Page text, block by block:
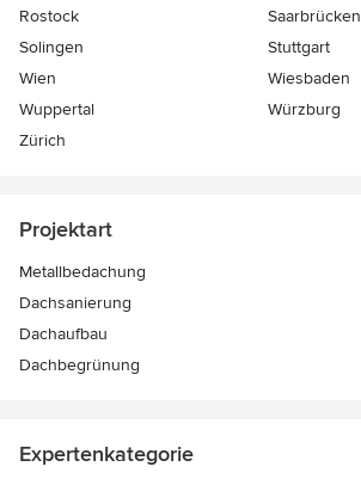
Rostock
Saarbrücken
Solingen
Stuttgart
Wien
Wiesbaden
Wuppertal
Würzburg
Zürich
Projektart
Metallbedachung
Dachsanierung
Dachaufbau
Dachbegrünung
Expertenkategorie